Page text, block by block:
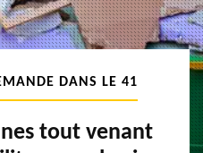
DANS LE 41
tout venant